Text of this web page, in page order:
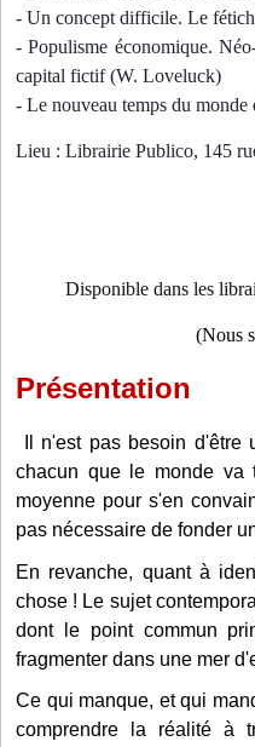
- Un concept difficile. Le
- Populisme économique.
capital fictif (W. Loveluck)
- Le nouveau temps du
Lieu : Librairie Publico, 145
Disponible dans les
(Nous
Présentation
Il n'est pas besoin d'être
chacun que le monde va
moyenne pour s'en
pas nécessaire de fonder
En revanche, quant à
chose ! Le sujet
dont le point commun
fragmenter dans une mer
Ce qui manque, et qui
comprendre la réalité à